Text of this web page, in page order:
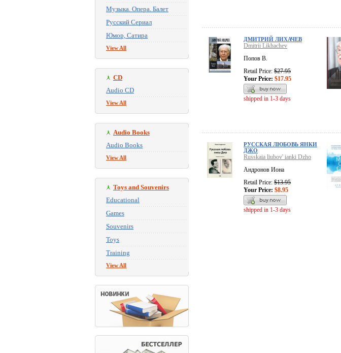
Музыка. Опера. Балет
Русский Сериал
Юмор, Сатира
View All
CD
Audio CD
View All
Audio Books
Audio Books
View All
Toys and Souvenirs
Educational
Games
Souvenirs
Toys
Training
View All
ДМИТРИЙ ЛИХАЧЕВ
Dmitrii Likhachev
Попов В.
Retail Price: $27.95
Your Price: $17.95
shipped in 1-3 days
РУССКАЯ ЛЮБОВЬ ЯНКИ
ДЖО
Russkaia liubov' ianki Dzho
Андронов Иона
Retail Price: $13.95
Your Price: $8.95
shipped in 1-3 days